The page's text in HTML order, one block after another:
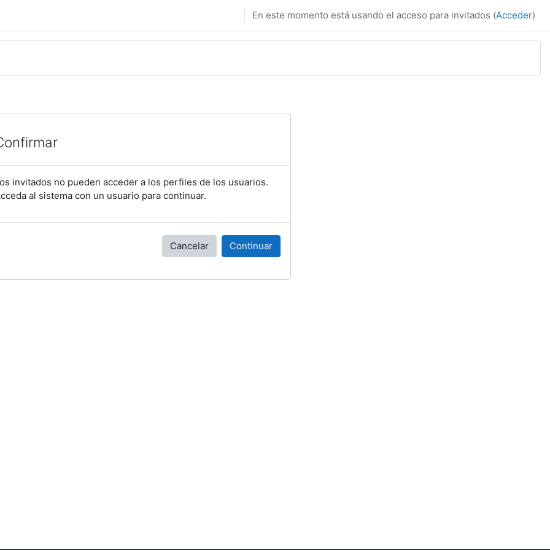
En este momento está usando el acceso para invitados (Acceder)
invitados no pueden acceder a los perfiles de los usuarios.
al sistema con un usuario para continuar.
Cancelar Continuar